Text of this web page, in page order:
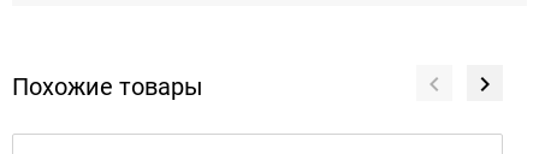
Похожие товары